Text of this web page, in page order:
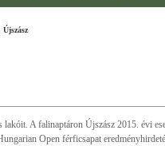
A falinaptáron Újszász 2015. évi
Open férficsapat